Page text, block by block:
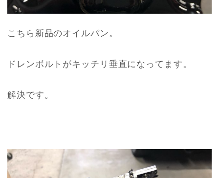
こちら新品のオイルパン。
ドレンボルトがキッチリ垂直になってます。
解決です。